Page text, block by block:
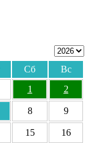
Сб
Вс
1
2
8 9
15 16